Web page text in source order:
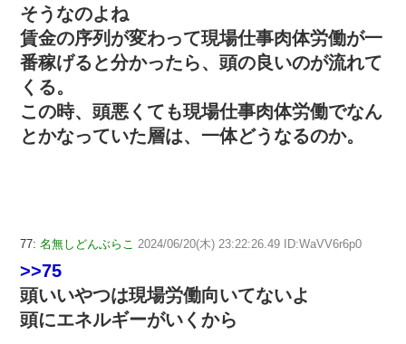
そうなのよね
賃金の序列が変わって現場仕事肉体労働が一
番稼げると分かったら、頭の良いのが流れて
くる。
この時、頭悪くても現場仕事肉体労働でなん
とかなっていた層は、一体どうなるのか。
77: 名無しどんぶらこ 2024/06/20(木) 23:22:26.49 ID:WaVV6r6p0
>>75
頭いいやつは現場労働向いてないよ
頭にエネルギーがいくから